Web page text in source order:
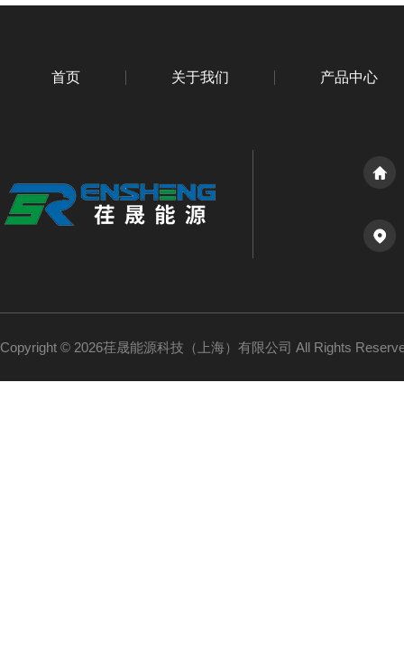
首页 关于我们 产品中心
Copyright © 2026荏晟能源科技（上海）有限公司 All Rights